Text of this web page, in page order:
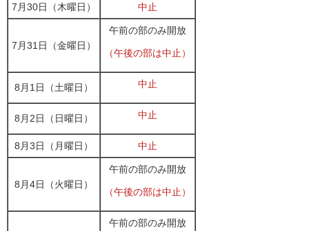
7月30日（木曜日） 中止
7月31日（金曜日）
午前の部のみ開放
（午後の部は中止）
8月1日（土曜日） 中止
8月2日（日曜日） 中止
8月3日（月曜日） 中止
8月4日（火曜日）
午前の部のみ開放
（午後の部は中止）
午前の部のみ開放